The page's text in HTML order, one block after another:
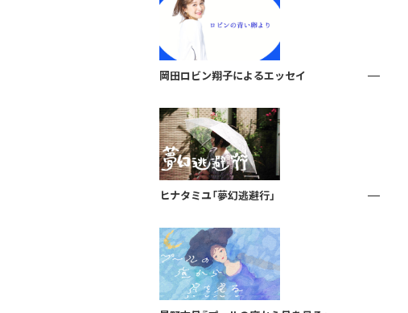
岡田ロビン翔子によるエッセイ
ヒナタミユ「夢幻逃避行」